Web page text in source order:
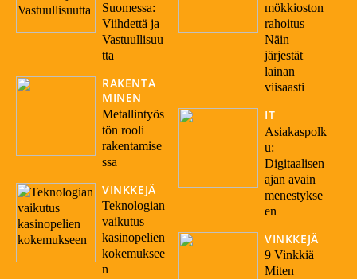
Suomessa:
Viihdettä ja
Vastuullisuu
tta
RAKENTA
MINEN
Metallintyös
tön rooli
rakentamise
ssa
VINKKEJÄ
Teknologian
vaikutus
kasinopelien
kokemuksee
n
mökkioston
rahoitus –
Näin
järjestät
lainan
viisaasti
IT
Asiakaspolk
u:
Digitaalisen
ajan avain
menestykse
en
VINKKEJÄ
9 Vinkkiä
Miten